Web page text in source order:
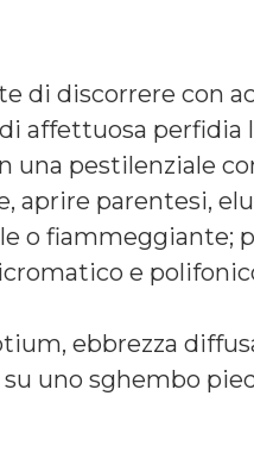
di discorrere con
affettuosa
una pestilenziale
aprire parentesi,
o fiammeggiante;
e
ebbrezza
uno sghembo